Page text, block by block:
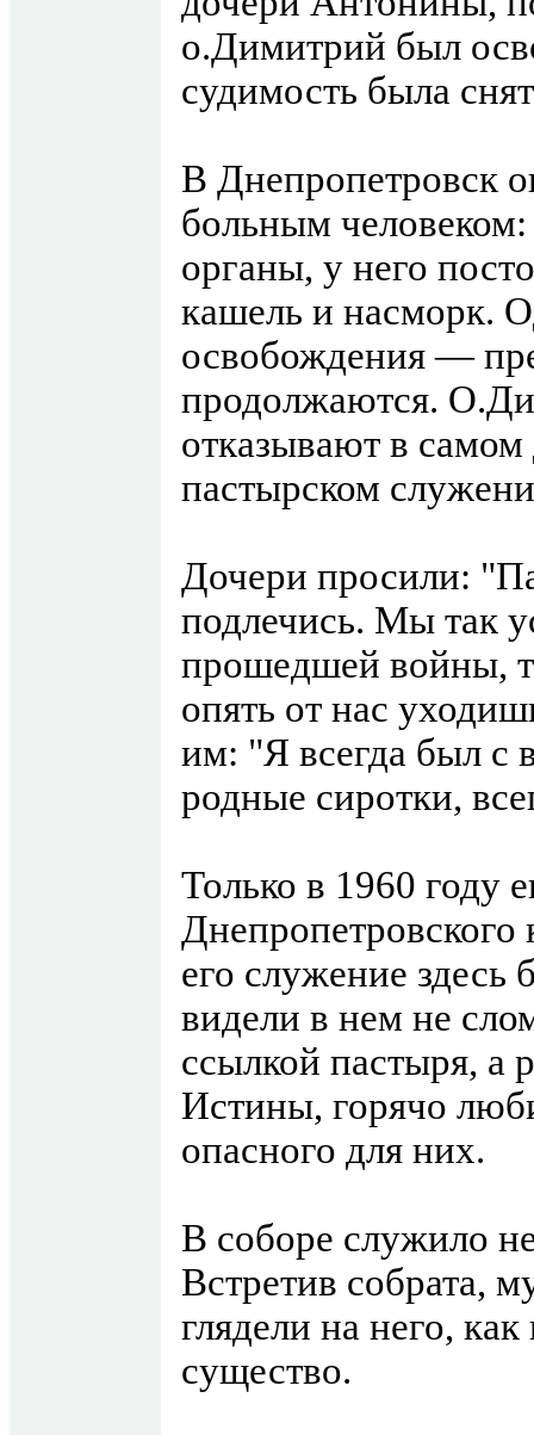
о.Димитрий был
судимость была
В Днепропетровск
больным
органы, у него
кашель и насморк.
освобождения —
продолжаются.
отказывают в
пастырском
Дочери просили:
подлечись. Мы так
прошедшей войны,
опять от нас
им: "Я всегда был с
родные сиротки,
Только в 1960 году
его служение здесь
видели в нем не
ссылкой пастыря, а
Истины, горячо
опасного для них.
В соборе служило
Встретив собрата,
глядели на него,
существо.